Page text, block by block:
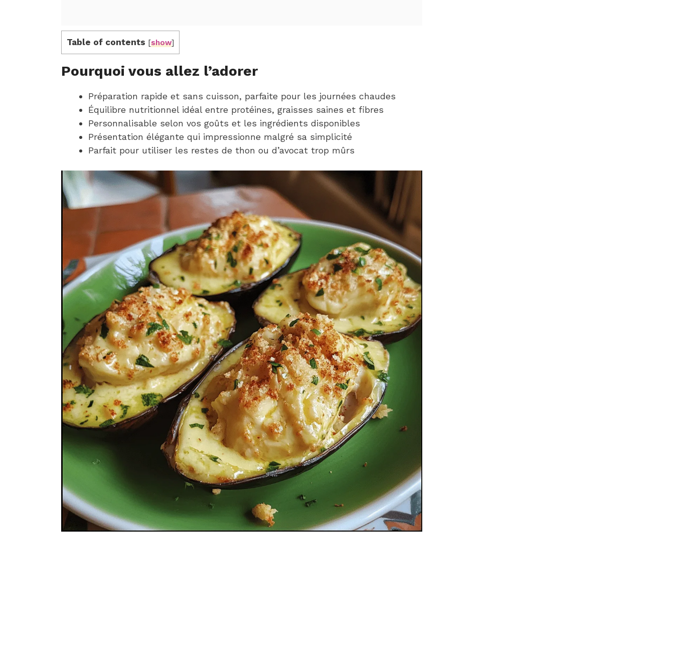
Table of contents [show]
Pourquoi vous allez l’adorer
Préparation rapide et sans cuisson, parfaite pour les journées chaudes
Équilibre nutritionnel idéal entre protéines, graisses saines et fibres
Personnalisable selon vos goûts et les ingrédients disponibles
Présentation élégante qui impressionne malgré sa simplicité
Parfait pour utiliser les restes de thon ou d’avocat trop mûrs